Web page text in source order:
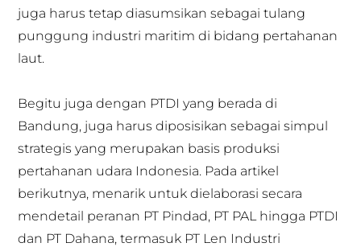
juga harus tetap diasumsikan sebagai tulang
punggung industri maritim di bidang pertahanan
laut.
Begitu juga dengan PTDI yang berada di
Bandung, juga harus diposisikan sebagai simpul
strategis yang merupakan basis produksi
pertahanan udara Indonesia. Pada artikel
berikutnya, menarik untuk dielaborasi secara
mendetail peranan PT Pindad, PT PAL hingga PTDI
dan PT Dahana, termasuk PT Len Industri